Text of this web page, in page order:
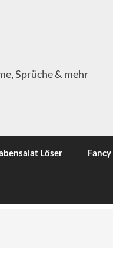
Sprüche & mehr
Löser